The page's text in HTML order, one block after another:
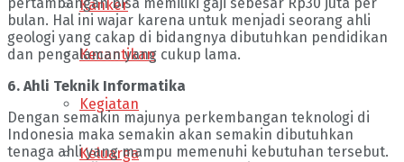
Kanker
Kecantikan
Kegiatan
Keluarga
bulan. Hal ini wajar karena untuk menjadi seorang ahli
geologi yang cakap di bidangnya dibutuhkan pendidikan
dan pengalaman yang cukup lama.
6. Ahli Teknik Informatika
Dengan semakin majunya perkembangan teknologi di
Indonesia maka semakin akan semakin dibutuhkan
tenaga ahli yang mampu memenuhi kebutuhan tersebut.